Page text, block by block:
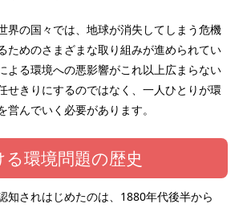
界の国々では、地球が消失してしまう危機
ためのさまざまな取り組みが進められてい
よる環境への悪影響がこれ以上広まらない
せきりにするのではなく、一人ひとりが環
営んでいく必要があります。
る環境問題の歴史
知されはじめたのは、1880年代後半から